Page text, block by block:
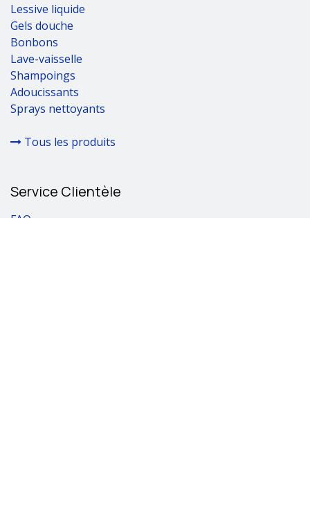
Lessive liquide
Gels douche
Bonbons
Lave-vaisselle
Shampoings
Adoucissants
Sprays nettoyants
Tous les produits
Service Clientèle
FAQ